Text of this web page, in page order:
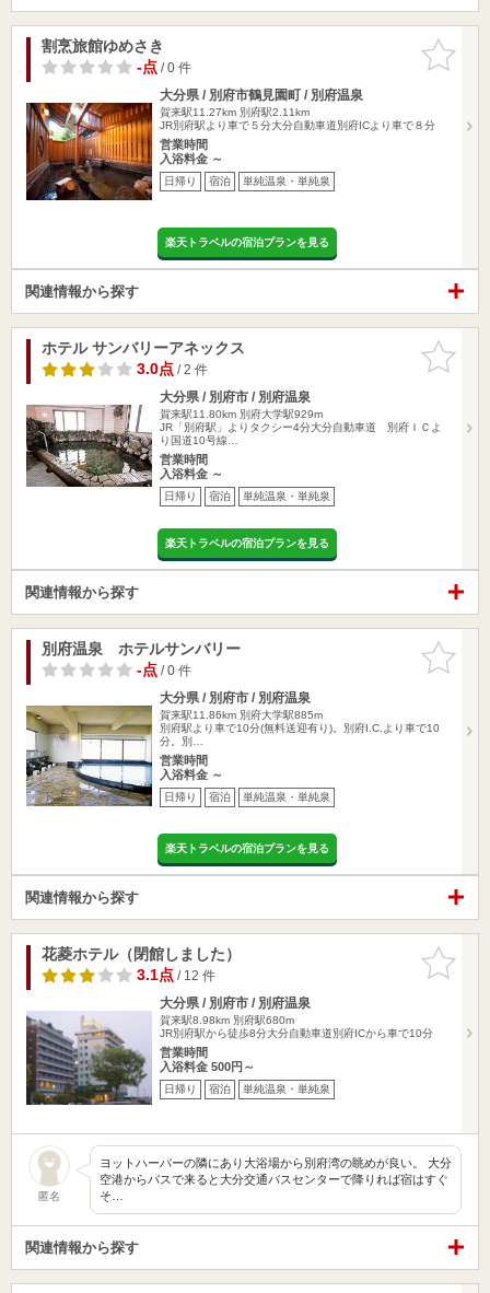
お気に入
りに追加
割烹旅館ゆめさき
-点/ 0 件
大分県 / 別府市鶴見園町 / 別府温泉
賀来駅11.27km 別府駅2.11km
JR別府駅より車で５分大分自動車道別府ICより車で８分
営業時間
入浴料金 ～
日帰り 宿泊 単純温泉・単純泉
楽天トラベルの宿泊プランを見る
関連情報から探す
お気に入
りに追加
ホテル サンバリーアネックス
3.0点/ 2 件
大分県 / 別府市 / 別府温泉
賀来駅11.80km 別府大学駅929m
JR「別府駅」よりタクシー4分大分自動車道 別府ＩＣよ
り国道10号線…
営業時間
入浴料金 ～
日帰り 宿泊 単純温泉・単純泉
楽天トラベルの宿泊プランを見る
関連情報から探す
お気に入
りに追加
別府温泉 ホテルサンバリー
-点/ 0 件
大分県 / 別府市 / 別府温泉
賀来駅11.86km 別府大学駅885m
別府駅より車で10分(無料送迎有り)。別府I.C.より車で10
分。別…
営業時間
入浴料金 ～
日帰り 宿泊 単純温泉・単純泉
楽天トラベルの宿泊プランを見る
関連情報から探す
お気に入
りに追加
花菱ホテル（閉館しました）
3.1点/ 12 件
大分県 / 別府市 / 別府温泉
賀来駅8.98km 別府駅680m
JR別府駅から徒歩8分大分自動車道別府ICから車で10分
営業時間
入浴料金 500円～
日帰り 宿泊 単純温泉・単純泉
匿名
ヨットハーバーの隣にあり大浴場から別府湾の眺めが良い。 大分
空港からバスで来ると大分交通バスセンターで降りれば宿はすぐ
そ…
関連情報から探す